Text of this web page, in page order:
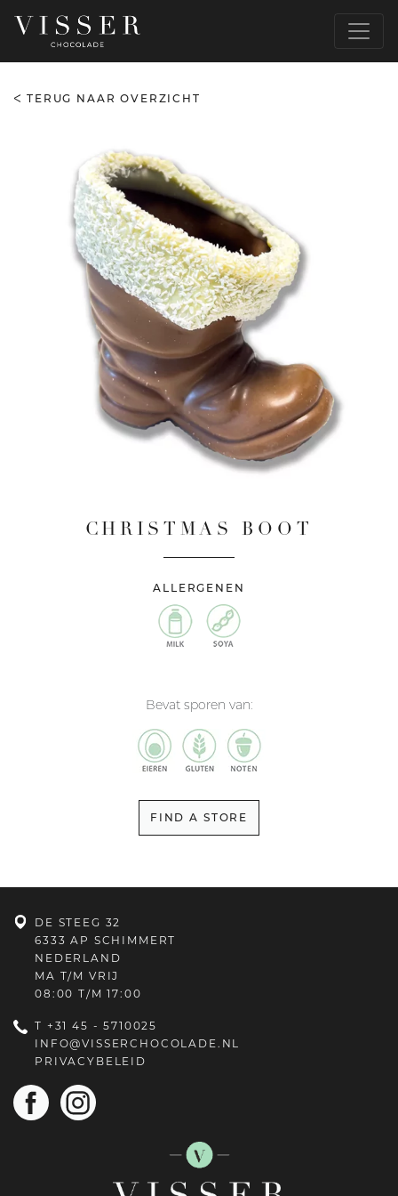
TERUG NAAR OVERZICHT
CHRISTMAS BOOT
ALLERGENEN
Bevat sporen van:
FIND A STORE
DE STEEG 32
6333 AP SCHIMMERT
NEDERLAND
MA T/M VRIJ
08:00 T/M 17:00
T +31 45 - 5710025
INFO@VISSERCHOCOLADE.NL
PRIVACYBELEID